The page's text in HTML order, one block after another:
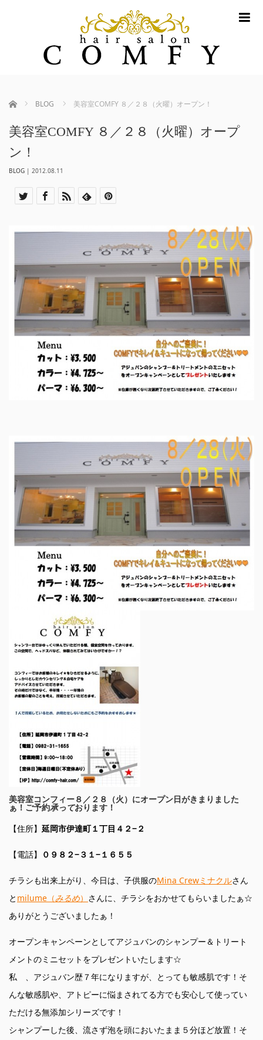
ホーム BLOG 美容室COMFY ８／２８（火曜）オープン！
美容室COMFY ８／２８（火曜）オープ
ン！
BLOG | 2012.08.11
美容室コンフィー８／２８（火）にオープン日がきまりました
ぁ！ご予約承っております！
【住所】 延岡市伊達町１丁目４２−２
【電話】 ０９８２−３１−１６５５
チラシも出来上がり、今日は、子供服のMina Crewミナクルさん
と milume（みるめ） さんに、チラシをおかせてもらいましたぁ☆
ありがとうございましたぁ！
オープンキャンペーンとしてアジュバンのシャンプー＆トリート
メントのミニセットをプレゼントいたします☆
私 、アジュバン歴７年になりますが、とっても敏感肌です！そ
んな敏感肌や、アトピーに悩まされてる方でも安心して使ってい
ただける無添加シリーズです！
シャンプーした後、流さず泡を頭においたまま５分ほど放置！そ